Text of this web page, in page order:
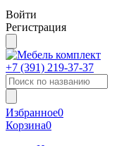
Войти
Регистрация
+7 (391) 219-37-37
Избранное0
Корзина0